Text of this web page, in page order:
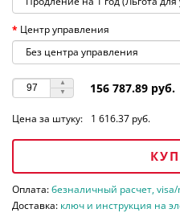
Центр управления
156 787.89 руб.
Цена за штуку: 1 616.37 руб.
Оплата:безналичный расчет,
Доставка: ключ и инструкция на